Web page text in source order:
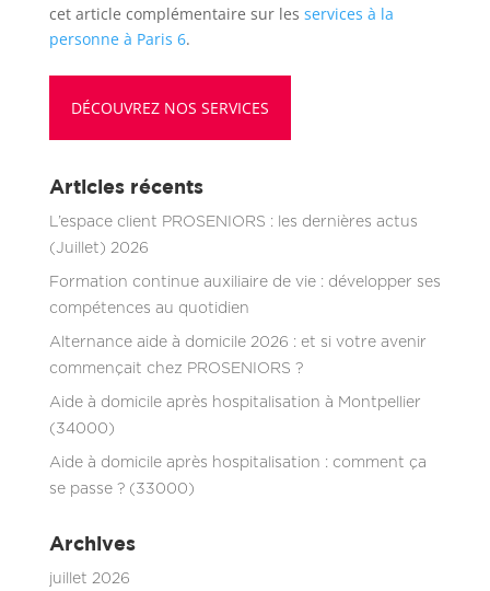
cet article complémentaire sur les services à la
personne à Paris 6.
DÉCOUVREZ NOS SERVICES
Articles récents
L’espace client PROSENIORS : les dernières actus
(Juillet) 2026
Formation continue auxiliaire de vie : développer ses
compétences au quotidien
Alternance aide à domicile 2026 : et si votre avenir
commençait chez PROSENIORS ?
Aide à domicile après hospitalisation à Montpellier
(34000)
Aide à domicile après hospitalisation : comment ça
se passe ? (33000)
Archives
juillet 2026